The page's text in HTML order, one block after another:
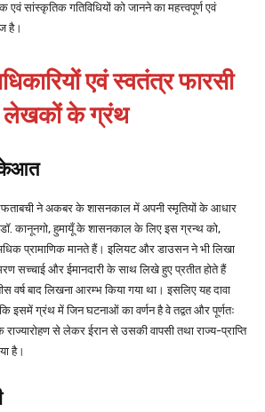
सांस्कृतिक गतिविधियों को जानने का महत्त्वपूर्ण एवं
है।
एवं स्वतंत्र फारसी
लेखकों केग्रंथ
ने अकबर के शासनकाल में अपनी स्मृतियों के आधार
कानूनगो, हुमायूँ के शासनकाल के लिए इस ग्रन्थ को,
प्रामाणिक मानते हैं। इलियट और डाउसन ने भी लिखा
सच्चाई और ईमानदारी के साथ लिखे हुए प्रतीत होते हैं
वर्ष बाद लिखना आरम्भ किया गया था। इसलिए यह दावा
इसमें ग्रंथ में जिन घटनाओं का वर्णन है वे तद्वत और पूर्णतः
से लेकर ईरान से उसकी वापसी तथा राज्य-प्राप्ति
है।